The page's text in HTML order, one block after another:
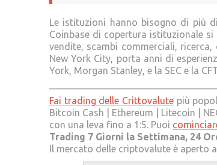
Le istituzioni hanno bisogno di più
Coinbase di copertura istituzionale
vendite, scambi commerciali,
New York City, porta anni di
York, Morgan Stanley, e la SEC e la
Fai trading delle Crittovalutepiù
Bitcoin Cash | Ethereum | Litecoin |
con una leva fino a 1:5. Puoi
Trading 7 Giorni la Settimana, 24
Il mercato delle criptovalute è aperto